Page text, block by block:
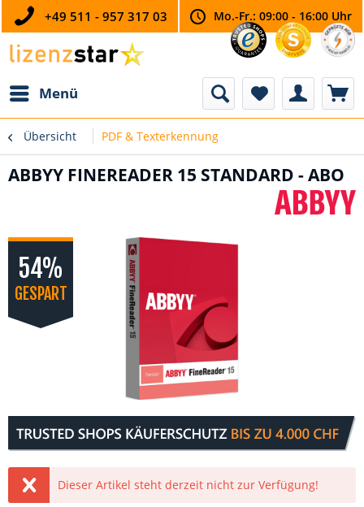
+49 511 - 957 317 03 Mo.-Fr.: 09:00 - 16:00 Uhr
Menü
Übersicht PDF & Texterkennung
ABBYY FINEREADER 15 STANDARD - ABO
54%
GESPART
Dieser Artikel steht derzeit nicht zur Verfügung!